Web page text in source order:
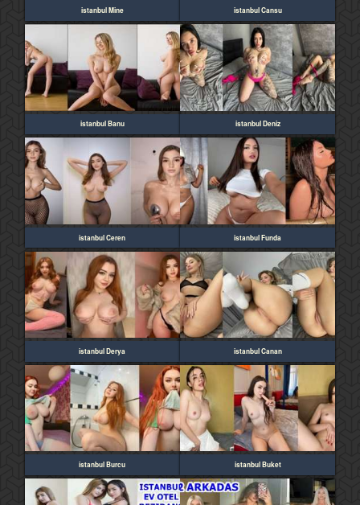
istanbul Mine istanbul Cansu
istanbul Banu istanbul Deniz
istanbul Ceren istanbul Funda
istanbul Derya istanbul Canan
istanbul Burcu istanbul Buket